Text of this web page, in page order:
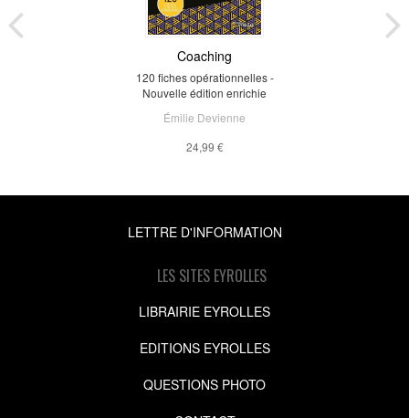
Coaching
120 fiches opérationnelles -
Nouvelle édition enrichie
Émilie Devienne
24,99 €
LETTRE D'INFORMATION
LES SITES EYROLLES
LIBRAIRIE EYROLLES
EDITIONS EYROLLES
QUESTIONS PHOTO